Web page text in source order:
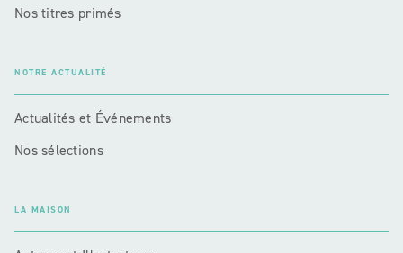
Nos titres primés
NOTRE ACTUALITÉ
Actualités et Événements
Nos sélections
LA MAISON